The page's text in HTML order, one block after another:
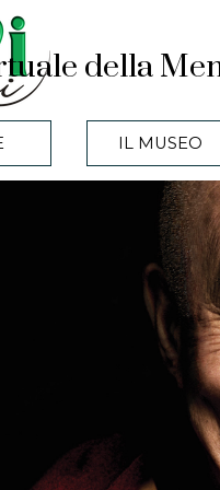
della
IL MUSEO